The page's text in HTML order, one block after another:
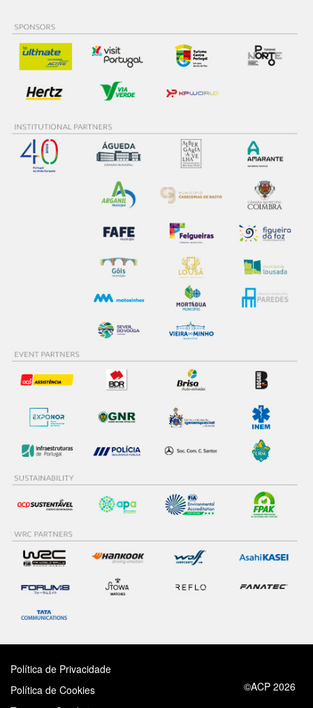
Política de Privacidade
Política de Cookies
©ACP 2026